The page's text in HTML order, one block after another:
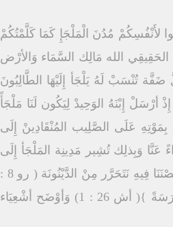
لأَنْفُسِكُمْ مُدُنَ الْمَلْجَإِ كَمَا كَلَّمْتُكُمْ
الحَقِيقِي الله مَالِك السَّمَاء وَالأرْض
تُنْسَبْ لَهُ يَلْجَأ إِلَيْهَا الطَّالِبُونَ
أرْسَلْ إِبْنَهُ الوَحِيدْ لِيَكُون لَنَا مَلْجَأً
بِمَوْتِهِ عَلَى الصَّلِيب المُنْقَادِينْ إِلَى
مِنْ أبْوَاب المَوْت ( مز 9 : 13) إِذْ بَذَلَ نَفْسَهُ فِدَاءً عَنَّا وَبِذلِك تُشِير مَدِينِة المَلْجَأ إِلَى
الْمَسِيح مُخَلِّص العَالَمْ الَّذِي حَلَّ بَيْنَنَا ( يو 1 : 14) وَلَمْ يَعُدْ بَعِيداً عَنَّا بَلْ إِقْتَرَبَ إِلَيْنَا جِدّاً لِيَصِير حِصْنَنَا فِيهِ نَتَحَرَّر مِنْ الدَّيْنُونَة ( رو 8 :
1) تَطَّلْع أشْعِيَاء النَّبِي إِلَى هذِهِ المَدِينَة الفَرِيدَة فَقَالَ { مَدِينَةٌ قَوِيَّةٌ يَجْعَلُ الْخَلاَصَ أَسْوَاراً وَمَتْرَسَةً }( أش 26 : 1) وَأوْضَح أشْعِيَاء